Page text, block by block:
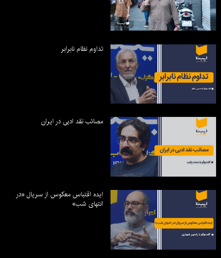
تداوم نظام نابرابر
مصائب نقد ادبی در ایران
ایده اقتباس معکوس از سریال «در
انتهای شب»